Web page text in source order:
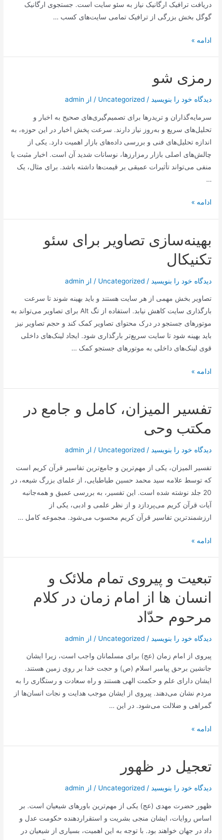
دریافت ترافیک ارگانیک نیاز به سئو سایت است. جستجوی ارگانیک
گوگل بخش بزرگی از ترافیک تمامی سایت‌های کسب …
سهم
کاربران
موتور‌‌های
جستجو
ادامه »
رمزی شو
دیدگاه‌ خود را بنویسید /
Uncategorized / از admin
سرمایه‌گذاران و تریدرها برای تصمیم‌گیری‌های صحیح به اخبار و
تحلیل‌های سریع و به‌روز نیاز دارند. سرعت پخش اخبار در این حوزه، به
اندازه تحلیل‌های فنی و بررسی داده‌های بازار اهمیت دارد. یکی از
چالش‌های اصلی بازار رمزارزها، نوسانات شدید آن است. اخبار مثبت یا
منفی می‌تواند تأثیرات عمیقی بر قیمت‌ها داشته باشد. برای مثال، یک
…
رمزی
ادامه »
بهینه‌سازی تصاویر برای سئو
تکنیکال
دیدگاه‌ خود را بنویسید /
Uncategorized / از admin
تصاویر بخش مهمی از هر سایت هستند و باید بهینه شوند تا سرعت
بارگذاری سایت کاهش نیابد. استفاده از تگ Alt برای تصاویر می‌تواند به
موتورهای جستجو در درک محتوای تصاویر کمک کند و حجم تصاویر نیز
باید بهینه شود تا سایت سریع‌تر بارگذاری شود. ایجاد لینک‌های داخلی
قوی لینک‌های داخلی به موتورهای جستجو کمک …
بهینه‌سازی
سئو
تکنیکال
ادامه »
تفسیر المیزان، کامل و جامع در
مکتب وحی
دیدگاه‌ خود را بنویسید /
Uncategorized / از admin
تفسیر المیزان، یکی از مهم‌ترین و جامع‌ترین تفاسیر قرآن کریم است
که توسط علامه سید محمد حسین طباطبایی، از علمای بزرگ شیعه، در
20 جلد نوشته شده است. این تفسیر، به بررسی عمیق و همه‌جانبه
آیات قرآن کریم می‌پردازد و از نظر علمی و ادبی، یکی از
ارزشمندترین تفاسیر قرآن کریم محسوب می‌شود. مجموعه کامل …
تفسیر
و
جامع
در
وحی
ادامه »
تبعیت و پیروی تمام ملائک و
انسان ها از امام زمان در کلام
مرحوم حدّاد
دیدگاه‌ خود را بنویسید /
Uncategorized / از admin
پیروی از امام زمان (عج) برای مسلمانان واجب است، زیرا ایشان
جانشین برحق پیامبر اسلام (ص) و حجت خدا بر روی زمین هستند.
ایشان دارای علم و حکمت الهی هستند و راه سعادت و رستگاری را به
مردم نشان می‌دهند. پیروی از ایشان موجب هدایت و نجات انسان‌ها از
گمراهی و ضلالت می‌شود. در این …
تبعیت
تمام
و
انسان
ها
از
ادامه »
تعجیل در ظهور
دیدگاه‌ خود را بنویسید /
Uncategorized / از admin
ظهور حضرت مهدی (عج) یکی از مهم‌ترین باورهای شیعیان است. بر
اساس روایات، ایشان منجی بشریت و استقراردهنده حکومت عدل و
داد در جهان خواهند بود. با توجه به این اهمیت، بسیاری از شیعیان در